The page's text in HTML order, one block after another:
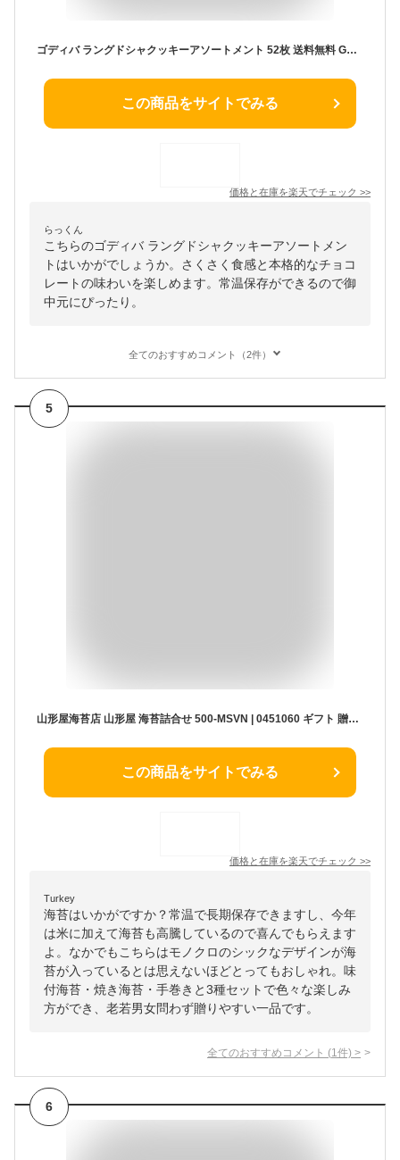
ゴディバ ラングドシャクッキーアソートメント 52枚 送料無料 GODIVA 菓子折り お菓子 クッキー 焼き菓子 詰め合わせ 退職 個包装 大量 セット 内祝い お返し 結婚 出産 香典返し 快気 祝い お礼 ギフト プレゼント 5000円 冬ギフト バレンタイン 2026
この商品をサイトでみる
価格と在庫を楽天でチェック >>
らっくん
こちらのゴディバ ラングドシャクッキーアソートメン
トはいかがでしょうか。さくさく食感と本格的なチョコ
レートの味わいを楽しめます。常温保存ができるので御
中元にぴったり。
全てのおすすめコメント（2件）
5
山形屋海苔店 山形屋 海苔詰合せ 500-MSVN | 0451060 ギフト 贈答 進物用 お祝い 内祝い お礼 お返し 挨拶 お中元 お歳暮 お供え ごはんのお供 海苔 詰め合わせ セット おいしい おしゃれ 人気 食品 化粧箱入り
この商品をサイトでみる
価格と在庫を楽天でチェック >>
Turkey
海苔はいかがですか？常温で長期保存できますし、今年
は米に加えて海苔も高騰しているので喜んでもらえます
よ。なかでもこちらはモノクロのシックなデザインが海
苔が入っているとは思えないほどとってもおしゃれ。味
付海苔・焼き海苔・手巻きと3種セットで色々な楽しみ
方ができ、老若男女問わず贈りやすい一品です。
全てのおすすめコメント (1 件) >
6